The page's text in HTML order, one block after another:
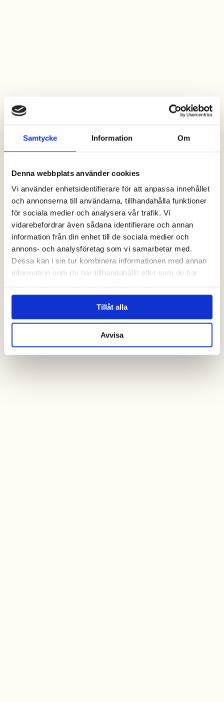
Samtycke Information Om
Denna webbplats använder cookies
Vi använder enhetsidentifierare för att anpassa innehållet
och annonserna till användarna, tillhandahålla funktioner
för sociala medier och analysera vår trafik. Vi
vidarebefordrar även sådana identifierare och annan
information från din enhet till de sociala medier och
annons- och analysföretag som vi samarbetar med.
Dessa kan i sin tur kombinera informationen med annan
information som du har tillhandahållit eller som de har
Tillåt alla
Avvisa